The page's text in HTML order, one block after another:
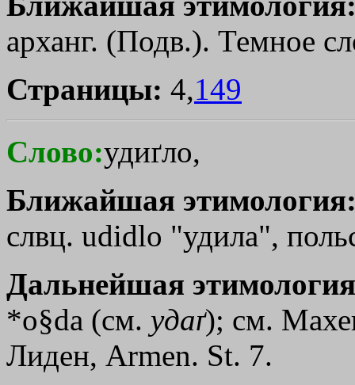
арханг. (Подв.). Темное
Страницы: 4,149
Слово:удиґло,
Ближайшая
слвц. udidlо "удила",
Дальнейшая
*o§dа (см. удаґ); см.
Лиден, Armen. St. 7.